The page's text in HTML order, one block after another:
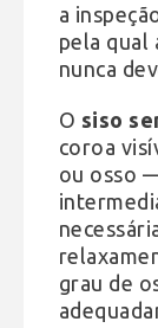
a
pela qual
nunca
O siso
coroa
ou osso
grau de